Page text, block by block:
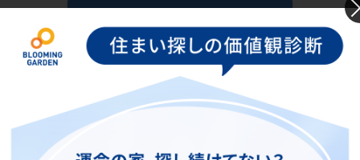
お問い合わせフォームへ
この物件を見ている人に